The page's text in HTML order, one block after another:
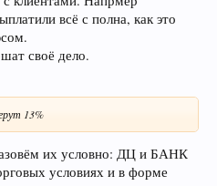
всё с полна, как это
своё дело.
13%
их условно: ДЦ и БАНК
условиях и в форме